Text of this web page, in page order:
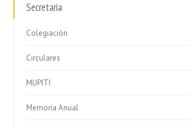
Secretaría
Colegiación
Circulares
MUPITI
Memoria Anual